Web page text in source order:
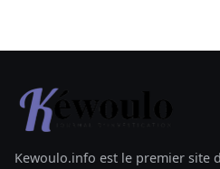
Kewoulo.info est le premier site